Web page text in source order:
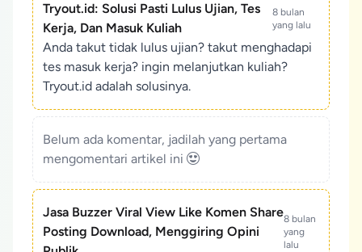
Tryout.id: Solusi Pasti Lulus Ujian, Tes
Kerja, Dan Masuk Kuliah
8 bulan
yang lalu
Anda takut tidak lulus ujian? takut menghadapi
tes masuk kerja? ingin melanjutkan kuliah?
Tryout.id adalah solusinya.
Belum ada komentar, jadilah yang pertama
mengomentari artikel ini
Jasa Buzzer Viral View Like Komen Share
Posting Download, Menggiring Opini
8 bulan
yang
lalu